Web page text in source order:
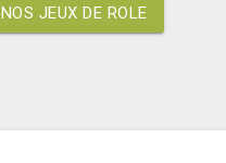
NOS JEUX DE ROLE